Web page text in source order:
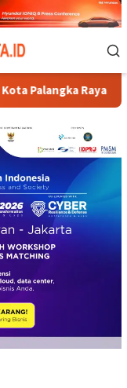
Inklusi